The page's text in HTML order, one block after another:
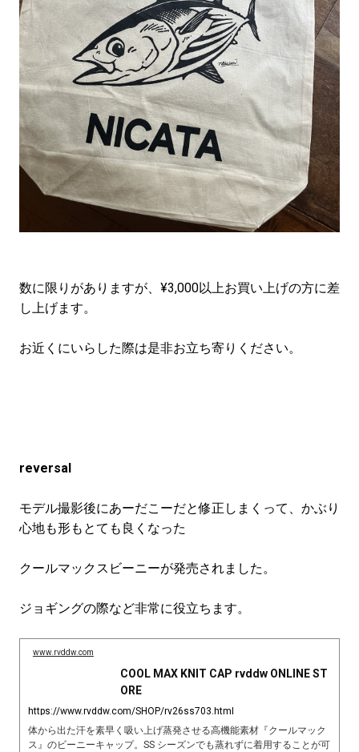
数に限りがありますが、¥3,000以上お買い上げの方に差
し上げます。
お近くにいらした際は是非お立ち寄りください。
reversal
モデル撮影後にあーだこーだと修正しまくって、かぶり
心地も形もとても良くなった
クールマックスビーニーが発売されました。
ジョギングの際など非常に役立ちます。
www.rvddw.com
COOL MAX KNIT CAP rvddw ONLINE ST
ORE
https://www.rvddw.com/SHOP/rv26ss703.html
体から出た汗を素早く吸い上げ蒸発させる高機能素材『クールマック
ス』のビーニーキャップ。SS シーズンでも蒸れずに着用することが可